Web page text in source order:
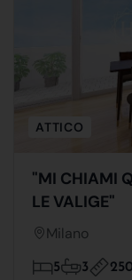
ATTICO
"MI CHIAMI
LE VALIGE"
Milano
5 3